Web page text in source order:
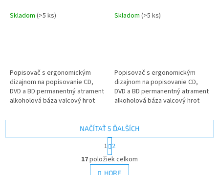
4616 čierny blister
Skladom (>5 ks)
Popisovač s ergonomickým
dizajnom na popisovanie CD,
DVD a BD permanentný atrament
alkoholová báza valcový hrot
4616 modrý
Skladom (>5 ks)
Popisovač s ergonomickým
dizajnom na popisovanie CD,
DVD a BD permanentný atrament
alkoholová báza valcový hrot
O
v
NAČÍTAŤ 5 ĎALŠÍCH
t
r
á
1 2
17položiek celkom
HORE